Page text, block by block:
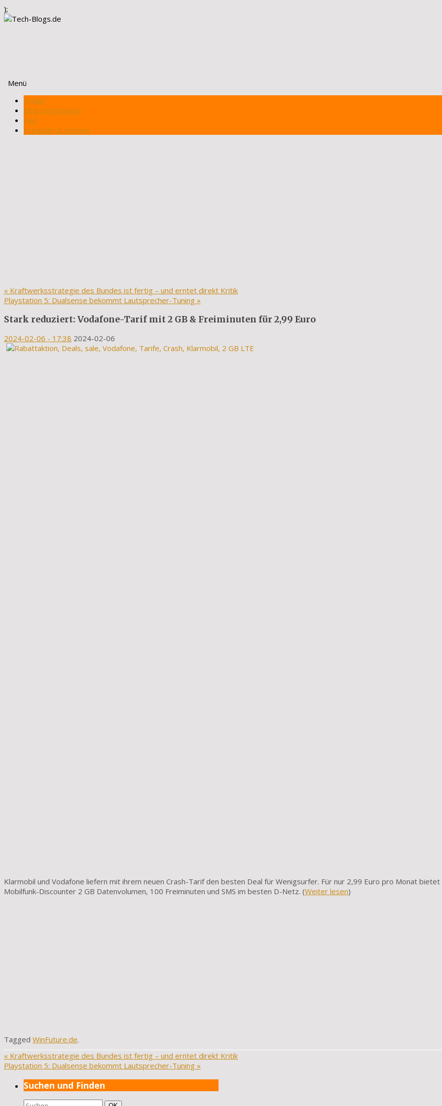
);
Menü
Zum
Inhalt
springen
Artikel
Blog registrieren
FAQ
Produkte & Review
« Kraftwerksstrategie des Bundes ist fertig – und erntet direkt Kritik
Playstation 5: Dualsense bekommt Lautsprecher-Tuning »
Stark reduziert: Vodafone-Tarif mit 2 GB & Freiminuten für 2,99 Euro
2024-02-06 - 17:38 2024-02-06
Klarmobil und Vodafone liefern mit ihrem neuen Crash-Tarif den besten Deal für Wenigsurfer. Für nur 2,99 Euro pro Mo­nat
Mobilfunk-Discounter 2 GB Datenvolumen, 100 Freiminuten und SMS im besten D-Netz. (Weiter lesen)
Tagged WinFuture.de.
« Kraftwerksstrategie des Bundes ist fertig – und erntet direkt Kritik
Playstation 5: Dualsense bekommt Lautsprecher-Tuning »
Suchen und Finden